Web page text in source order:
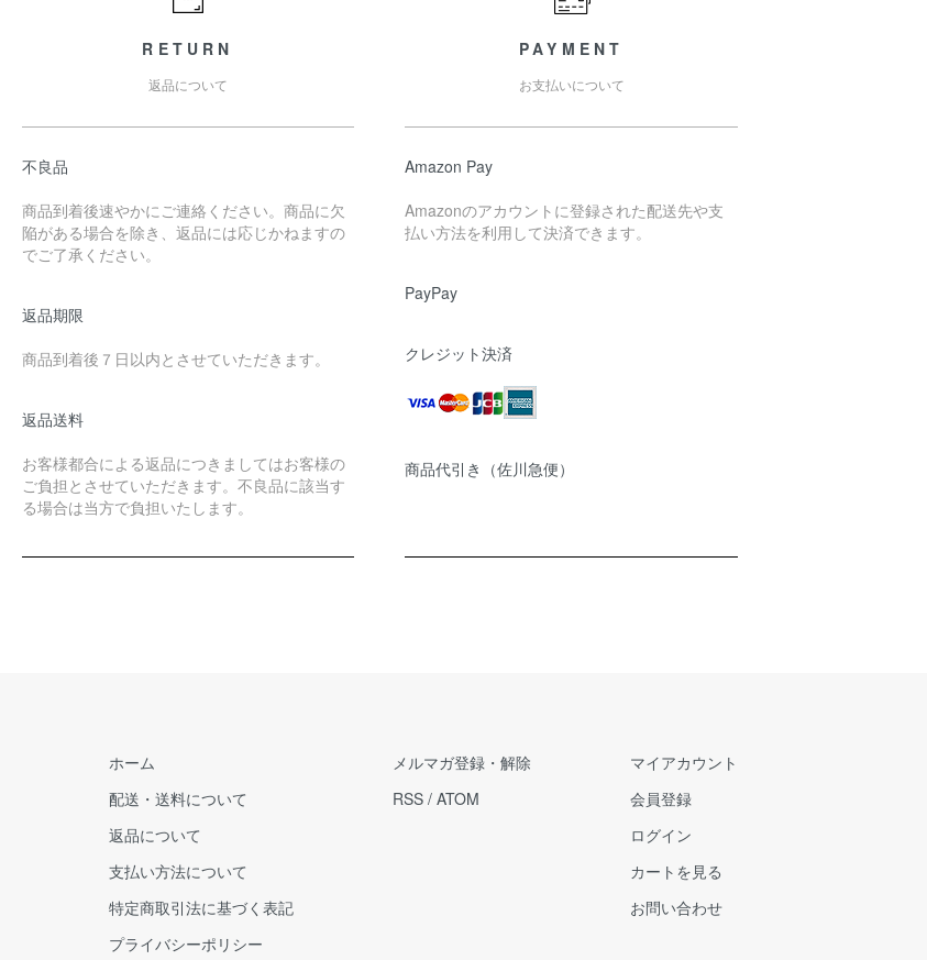
RETURN
返品について
不良品
商品到着後速やかにご連絡ください。商品に欠
陥がある場合を除き、返品には応じかねますの
でご了承ください。
返品期限
商品到着後７日以内とさせていただきます。
返品送料
お客様都合による返品につきましてはお客様の
ご負担とさせていただきます。不良品に該当す
る場合は当方で負担いたします。
PAYMENT
お支払いについて
Amazon Pay
Amazonのアカウントに登録された配送先や支
払い方法を利用して決済できます。
PayPay
クレジット決済
商品代引き（佐川急便）
ホーム
配送・送料について
返品について
支払い方法について
特定商取引法に基づく表記
プライバシーポリシー
メルマガ登録・解除
RSS / ATOM
マイアカウント
会員登録
ログイン
カートを見る
お問い合わせ